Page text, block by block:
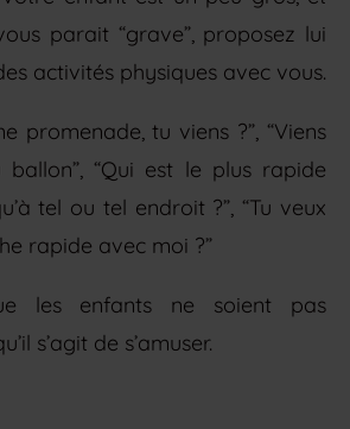
parait “grave”, proposez lui
activités physiques avec vous.
promenade, tu viens ?”, “Viens
“Qui est le plus rapide
tel ou tel endroit ?”, “Tu veux
rapide avec moi ?”
les enfants ne soient pas
s’agit de s’amuser.